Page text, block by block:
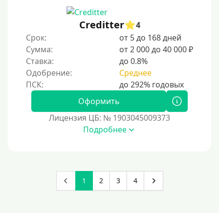
Creditter
4
Срок:
от 5 до 168 дней
Сумма:
от 2 000 до 40 000 ₽
Ставка:
до 0.8%
Одобрение:
Среднее
Оформить
Лицензия ЦБ: № 1903045009373
Подробнее
1 2 3 4